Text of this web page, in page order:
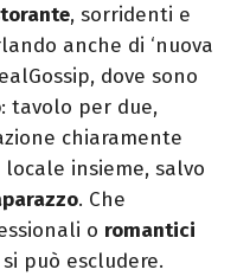
, sorridenti e
anche di ‘nuova
dove sono
: tavolo per due,
chiaramente
locale insieme, salvo
. Che
o romantici
può escludere.